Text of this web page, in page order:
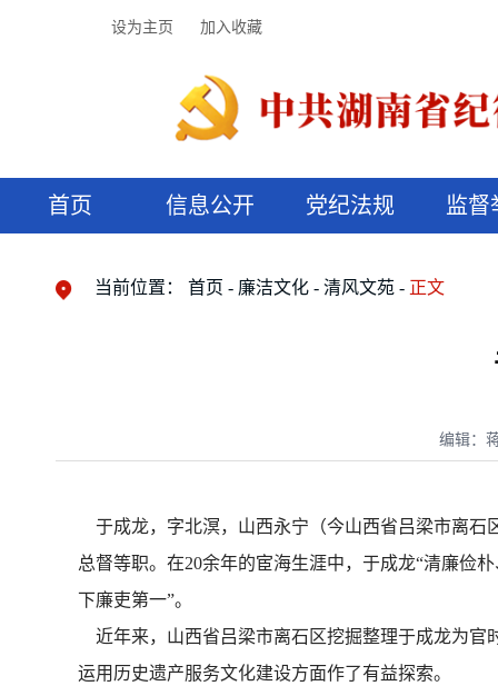
设为主页 加入收藏
首页 信息公开 党纪法规 监督
当前位置： 首页 廉洁文化 清风文苑 正文
编辑：
于成龙，字北溟，山西永宁（今山西省吕梁市离石
总督等职。在20余年的宦海生涯中，于成龙“清廉俭
下廉吏第一”。
近年来，山西省吕梁市离石区挖掘整理于成龙为官
运用历史遗产服务文化建设方面作了有益探索。